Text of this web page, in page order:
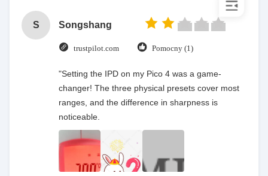
S Songshang
trustpilot.com Pomocny (1)
"Setting the IPD on my Pico 4 was a game-
changer! The three physical presets cover most
ranges, and the difference in sharpness is
noticeable.